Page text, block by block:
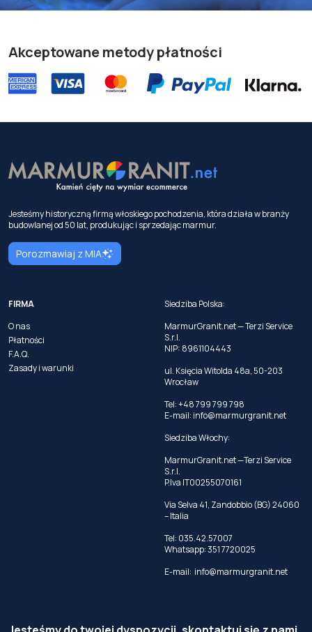
Akceptowane metody płatności
Jesteśmy historyczną firmą włoskiego pochodzenia, która działa w branży
budowlanej od 50 lat, produkując i sprzedając marmur.
Porozmawiaj z MIA
FIRMA
O nas
Płatności
F.A.Q.
Zasady i warunki
Siedziba Polska:
MarmurGranit.net — Terzi Service
S.r.l.
NIP: 8961104443
ul. Księcia Witolda 48a, 50-203
Wrocław
Tel: +48 799 799 798
E-mail: info@marmurgranit.net
Siedziba Włochy:
MarmurGranit.net —Terzi Service
S.r.l.
P.Iva IT00255070161
Via Selva 41, Zandobbio (BG) 24060
– Italia
Tel: 035.42.57007
Whatsapp:351 7720025
E-mail: info@marmurgranit.net